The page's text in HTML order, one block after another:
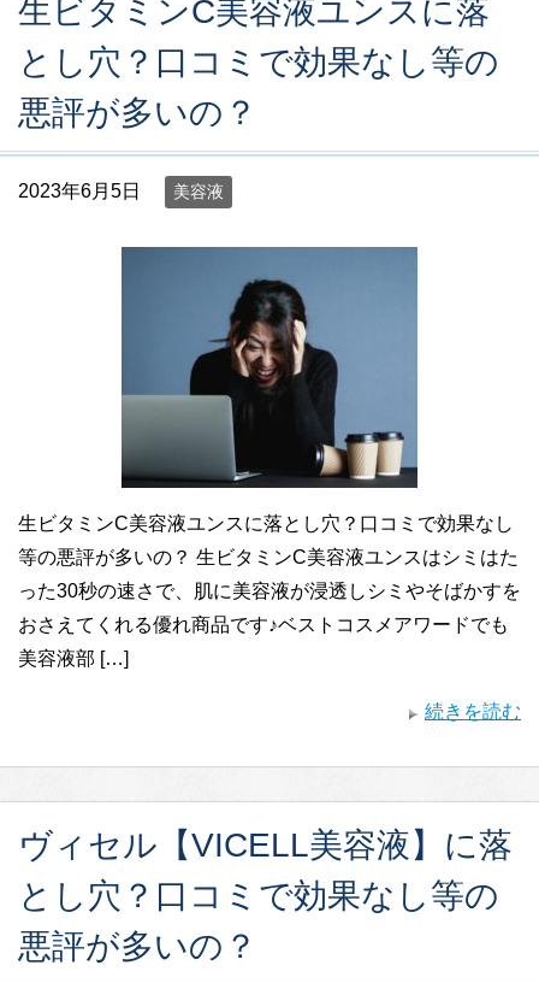
生ビタミンC美容液ユンスに落
とし穴？口コミで効果なし等の
悪評が多いの？
2023年6月5日 美容液
生ビタミンC美容液ユンスに落とし穴？口コミで効果なし
等の悪評が多いの？ 生ビタミンC美容液ユンスはシミはた
った30秒の速さで、肌に美容液が浸透しシミやそばかすを
おさえてくれる優れ商品です♪ベストコスメアワードでも
美容液部 […]
続きを読む
ヴィセル【VICELL美容液】に落
とし穴？口コミで効果なし等の
悪評が多いの？